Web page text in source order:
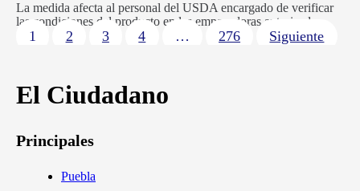
La medida afecta al personal del USDA encargado de verificar
las condiciones del producto en las empacadoras autorizadas.
1 2 3 4 … 276 Siguiente
El Ciudadano
Principales
Puebla